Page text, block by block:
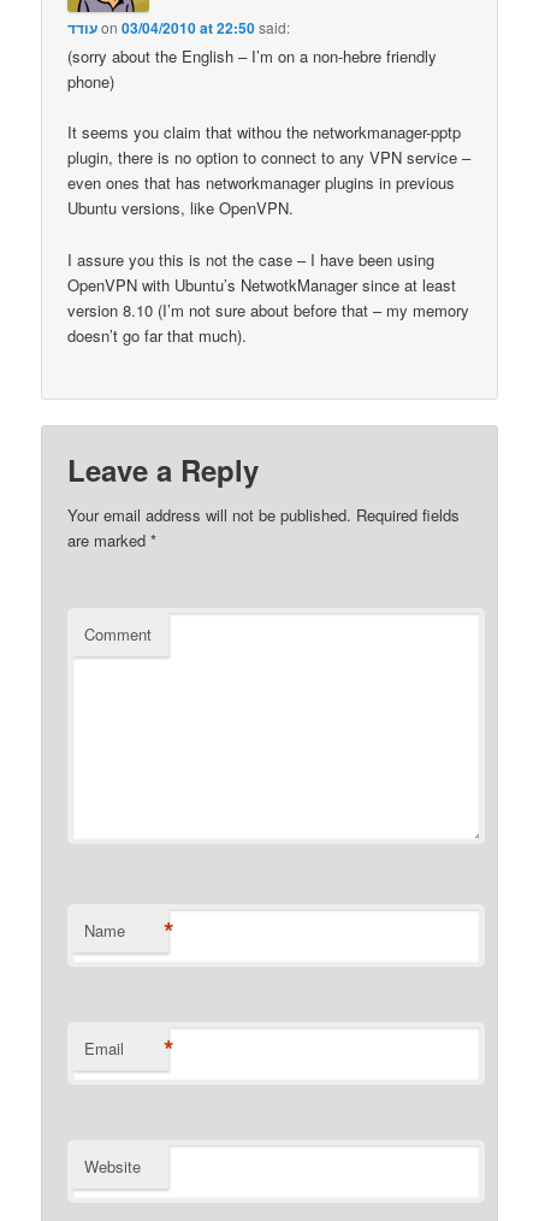
עודדon03/04/2010 at 22:50said:
(sorry about the English – I’m on a non-hebre friendly
phone)
It seems you claim that withou the networkmanager-pptp
plugin, there is no option to connect to any VPN service –
even ones that has networkmanager plugins in previous
Ubuntu versions, like OpenVPN.
I assure you this is not the case – I have been using
OpenVPN with Ubuntu’s NetwotkManager since at least
version 8.10 (I’m not sure about before that – my memory
doesn’t go far that much).
Leave a Reply
Your email address will not be published. Required fields
are marked*
Comment
Name *
Email *
Website